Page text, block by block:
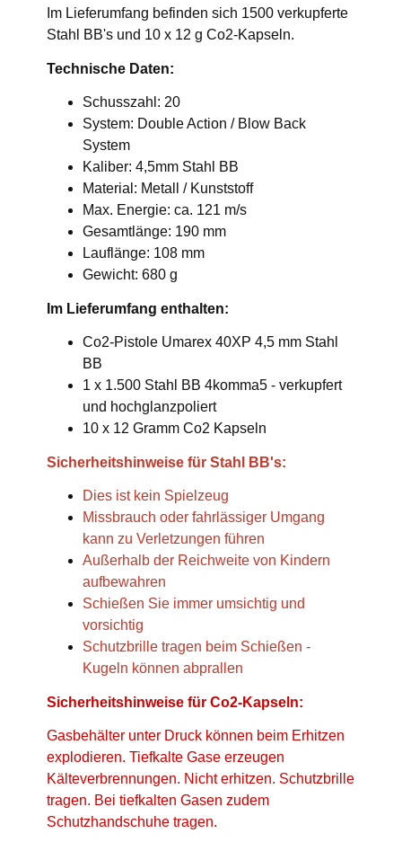
Im Lieferumfang befinden sich 1500 verkupferte
Stahl BB's und 10 x 12 g Co2-Kapseln.
Technische Daten:
Schusszahl: 20
System: Double Action / Blow Back
System
Kaliber: 4,5mm Stahl BB
Material: Metall / Kunststoff
Max. Energie: ca. 121 m/s
Gesamtlänge: 190 mm
Lauflänge: 108 mm
Gewicht: 680 g
Im Lieferumfang enthalten:
Co2-Pistole Umarex 40XP 4,5 mm Stahl
BB
1 x 1.500 Stahl BB 4komma5 - verkupfert
und hochglanzpoliert
10 x 12 Gramm Co2 Kapseln
Sicherheitshinweise für Stahl BB's:
Dies ist kein Spielzeug
Missbrauch oder fahrlässiger Umgang
kann zu Verletzungen führen
Außerhalb der Reichweite von Kindern
aufbewahren
Schießen Sie immer umsichtig und
vorsichtig
Schutzbrille tragen beim Schießen -
Kugeln können abprallen
Sicherheitshinweise für Co2-Kapseln:
Gasbehälter unter Druck können beim Erhitzen
explodieren. Tiefkalte Gase erzeugen
Kälteverbrennungen. Nicht erhitzen. Schutzbrille
tragen. Bei tiefkalten Gasen zudem
Schutzhandschuhe tragen.